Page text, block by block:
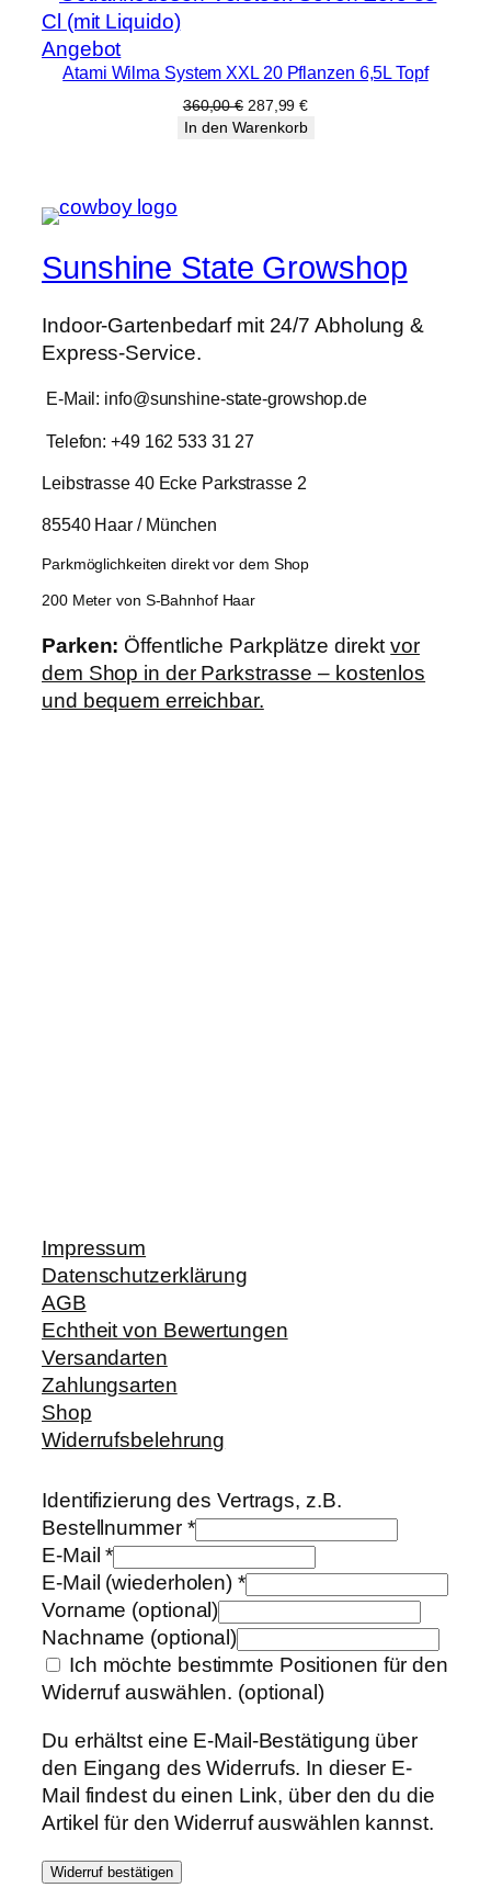
380,00 €303,99 €.
AngebotProdukt
im
Angebot
Atami Wilma System XXL 20 Pflanzen 6,5L Topf
360,00€ Ursprünglicher
Preis
287,99€Aktueller
Preis
In den Warenkorb
Sunshine State Growshop
Indoor-Gartenbedarf mit 24/7 Abholung &
Express-Service.
E-Mail: info@sunshine-state-growshop.de
Telefon: +49 162 533 31 27
Leibstrasse 40 Ecke Parkstrasse 2
85540 Haar / München
Parkmöglichkeiten direkt vor dem Shop
200 Meter von S-Bahnhof Haar
Parken: Öffentliche Parkplätze direktvor
dem Shop in der Parkstrasse – kostenlos
und bequem erreichbar.
Impressum
Datenschutzerklärung
AGB
Echtheit von Bewertungen
Versandarten
Zahlungsarten
Shop
Widerrufsbelehrung
Identifizierung des Vertrags, z.B.
Bestellnummer *
E-Mail*
E-Mail (wiederholen) *
Vorname (optional)
Nachname (optional)
Ich möchte bestimmte Positionen für den
Widerruf auswählen. (optional)
Du erhältst eine E-Mail-Bestätigung über
den Eingang des Widerrufs. In dieser E-
Mail findest du einen Link, über den du die
Artikel für den Widerruf auswählen kannst.
Widerruf bestätigen